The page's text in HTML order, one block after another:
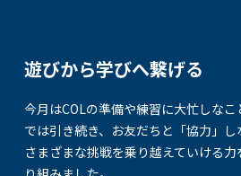
遊びから学びへ繋げる
今月はCOLの準備や練習に大忙しな
では引き続き、お友だちと「協力」
さまざまな挑戦を乗り越えていける